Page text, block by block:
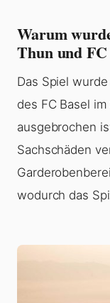
Warum
Thun und FC
Das Spiel
des FC Basel
ausgebrochen
Sachschäden
wodurch das